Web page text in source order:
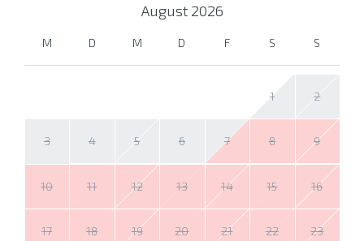
August 2026
M D M D F S S
1 2
3 4 5 6 7 8 9
10 11 12 13 14 15 16
17 18 19 20 21 22 23